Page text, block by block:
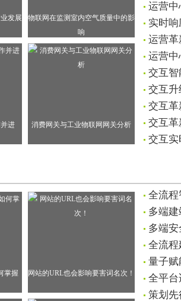
发展
物联网在监测室内空气质量中的影
响
进 消费网关与工业物联网网关分析
运营
实时
运营
运营
交互
交互
交互
交互
交互
掌握
网站的URL也会影响要害词名次！
全流
多端
多端
全流
量子
全平
策划